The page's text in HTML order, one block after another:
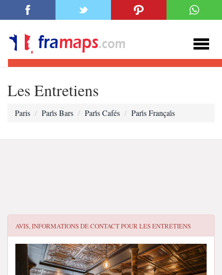
Les Entretiens
Paris Pari̇s Bars Pari̇s Cafés Pari̇s Françai̇s
AVIS, INFORMATIONS DE CONTACT POURLES ENTRETIENS